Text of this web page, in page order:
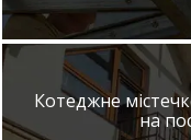
Котеджне
на